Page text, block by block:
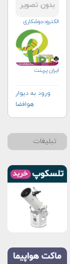
الکترودجوشکاری
ایران پرینت
ورود به دیوار
هوافضا
تبلیغات